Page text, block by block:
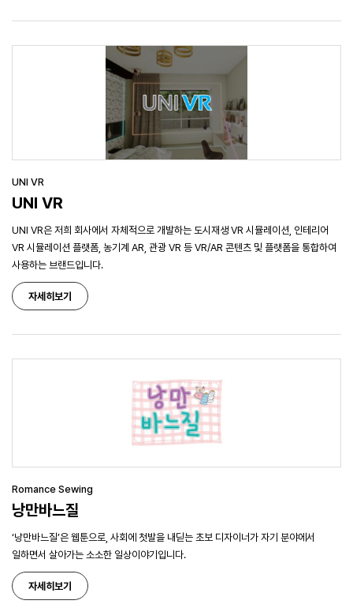
UNI VR
UNI VR
UNI VR은 저희 회사에서 자체적으로 개발하는 도시재생 VR 시뮬레이션, 인테리어
VR 시뮬레이션 플랫폼, 농기계 AR, 관광 VR 등 VR/AR 콘텐츠 및 플랫폼을 통합하여
사용하는 브랜드입니다.
자세히보기
Romance Sewing
낭만바느질
‘낭만바느질’은 웹툰으로, 사회에 첫발을 내딛는 초보 디자이너가 자기 분야에서
일하면서 살아가는 소소한 일상이야기입니다.
자세히보기